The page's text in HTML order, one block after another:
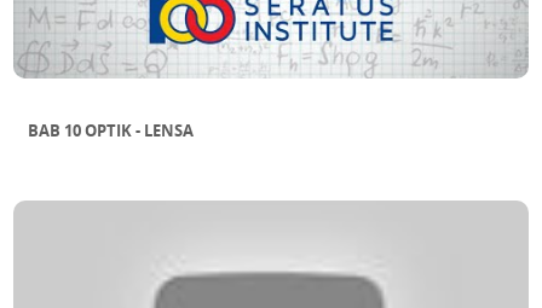
BAB 10 OPTIK - LENSA